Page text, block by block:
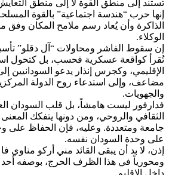
تستند إلى منطق القوة لا إلى منطق
إنها حرب “هندسة اجتماعية” بالقوة
الذاكرة وأن يُعاد رسم ملامح المكان وفق
الوكلاء.
إن سقوط الفاشر ومحاولات “آل دقلو”
تُقرأ كواقعة عسكرية فحسب، بل كتحول
الإقليمي، وكجرس إنذار يدعو السودانيين
مضاعف، وإلى استدعاء روح الدولة
والجهويات.
فدارفور ليست هامشاً، بل قلب السودان
الثقافي والروحي، ومن دونها يتفكك
جامعة ومتعددة. وعليه، فإن الحفاظ على
على وحدة السودان نفسه.
إذن، لا بد أن يبقى القائد مني أركو مناوي
ومحورياً في هذا الظرف الحرج، بوصفه أحد